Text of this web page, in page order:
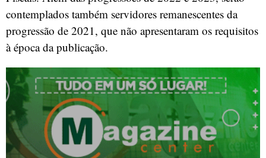
contemplados também servidores remanescentes da
progressão de 2021, que não apresentaram os requisitos
à época da publicação.